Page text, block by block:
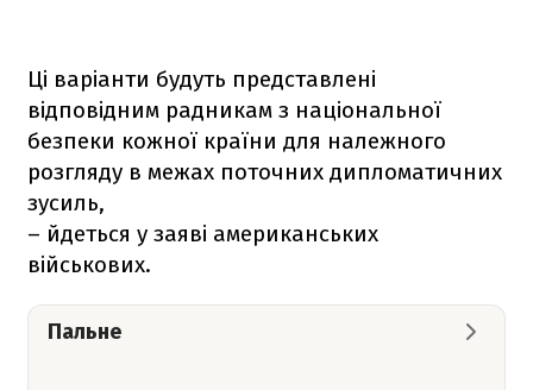
Ці варіанти будуть представлені
відповідним радникам з національної
безпеки кожної країни для належного
розгляду в межах поточних дипломатичних
зусиль,
– йдеться у заяві американських
військових.
Пальне